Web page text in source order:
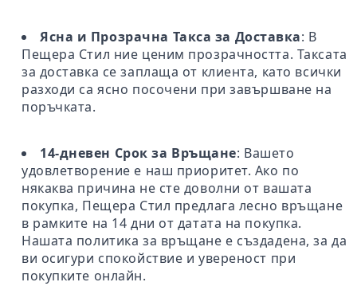
Ясна и Прозрачна Такса за Доставка: В
Пещера Стил ние ценим прозрачността. Таксата
за доставка се заплаща от клиента, като всички
разходи са ясно посочени при завършване на
поръчката.
14-дневен Срок за Връщане: Вашето
удовлетворение е наш приоритет. Ако по
някаква причина не сте доволни от вашата
покупка, Пещера Стил предлага лесно връщане
в рамките на 14 дни от датата на покупка.
Нашата политика за връщане е създадена, за да
ви осигури спокойствие и увереност при
покупките онлайн.